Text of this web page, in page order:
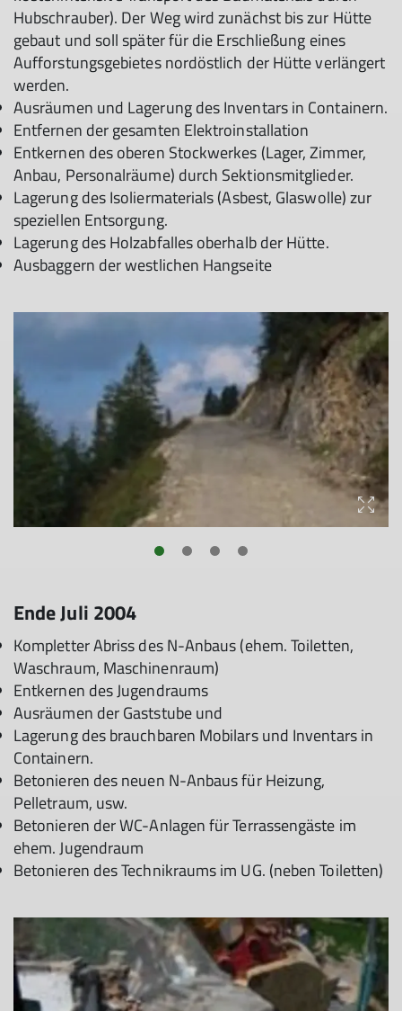
Hubschrauber). Der Weg wird zunächst bis zur Hütte
gebaut und soll später für die Erschließung eines
Aufforstungsgebietes nordöstlich der Hütte verlängert
werden.
Ausräumen und Lagerung des Inventars in Containern.
Entfernen der gesamten Elektroinstallation
Entkernen des oberen Stockwerkes (Lager, Zimmer,
Anbau, Personalräume) durch Sektionsmitglieder.
Lagerung des Isoliermaterials (Asbest, Glaswolle) zur
speziellen Entsorgung.
Lagerung des Holzabfalles oberhalb der Hütte.
Ausbaggern der westlichen Hangseite
Ende Juli 2004
Kompletter Abriss des N-Anbaus (ehem. Toiletten,
Waschraum, Maschinenraum)
Entkernen des Jugendraums
Ausräumen der Gaststube und
Lagerung des brauchbaren Mobilars und Inventars in
Containern.
Betonieren des neuen N-Anbaus für Heizung,
Pelletraum, usw.
Betonieren der WC-Anlagen für Terrassengäste im
ehem. Jugendraum
Betonieren des Technikraums im UG. (neben Toiletten)